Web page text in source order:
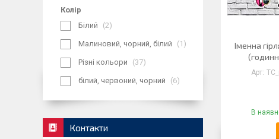
Іменна
В
Колір
Білий
2
Малиновий, чорний, білий 1
Різні кольори 37
білий, червоний, чорний 6
Контакти